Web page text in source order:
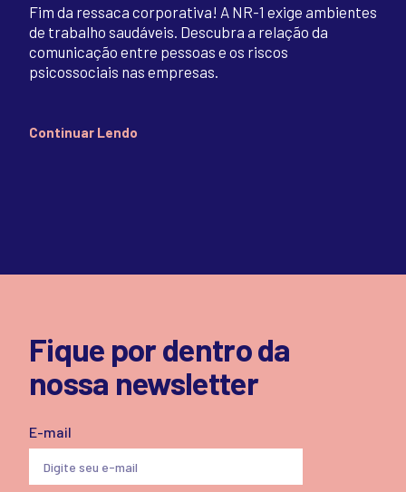
Fim da ressaca corporativa! A NR-1 exige ambientes
de trabalho saudáveis. Descubra a relação da
comunicação entre pessoas e os riscos
psicossociais nas empresas.
Continuar Lendo
Fique por dentro da
nossa newsletter
E-mail